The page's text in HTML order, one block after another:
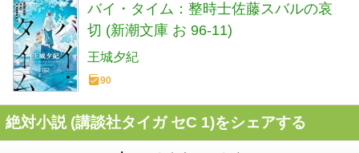
バイ・タイム：整時士佐藤スバルの哀
切 (新潮文庫 お 96-11)
王城夕紀
90
絶対小説 (講談社タイガ セC 1)をシェアする